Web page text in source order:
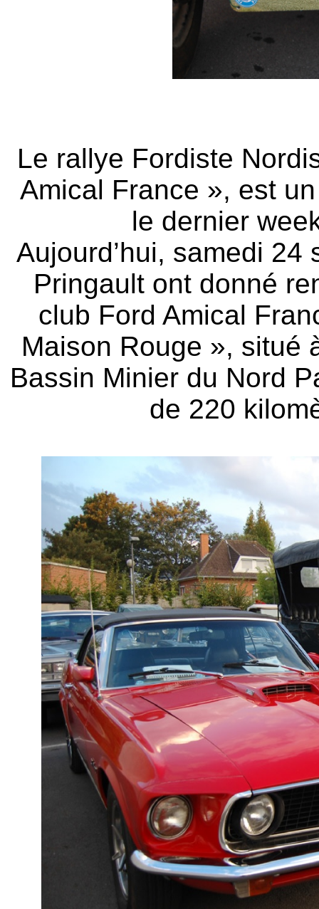
Le rallye Fordiste
Amical France », est
le dernier
Aujourd’hui, samedi
Pringault ont donné
club Ford Amical
Maison Rouge »,
Bassin Minier du Nord
de 220